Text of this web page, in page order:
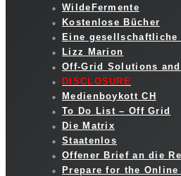
WildeFermente
Kostenlose Bücher
Eine gesellschaftliche
Lizz Marion
Off-Grid Solutions
DISCLOSURE
Medienboykott CH
To Do List – Off Grid
Die Matrix
Staatenlos
Offener Brief an die
Prepare for the